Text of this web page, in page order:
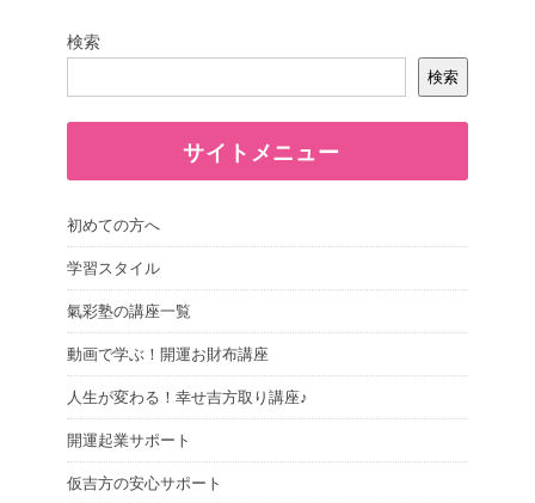
検索
検索
サイトメニュー
初めての方へ
学習スタイル
氣彩塾の講座一覧
動画で学ぶ！開運お財布講座
人生が変わる！幸せ吉方取り講座♪
開運起業サポート
仮吉方の安心サポート